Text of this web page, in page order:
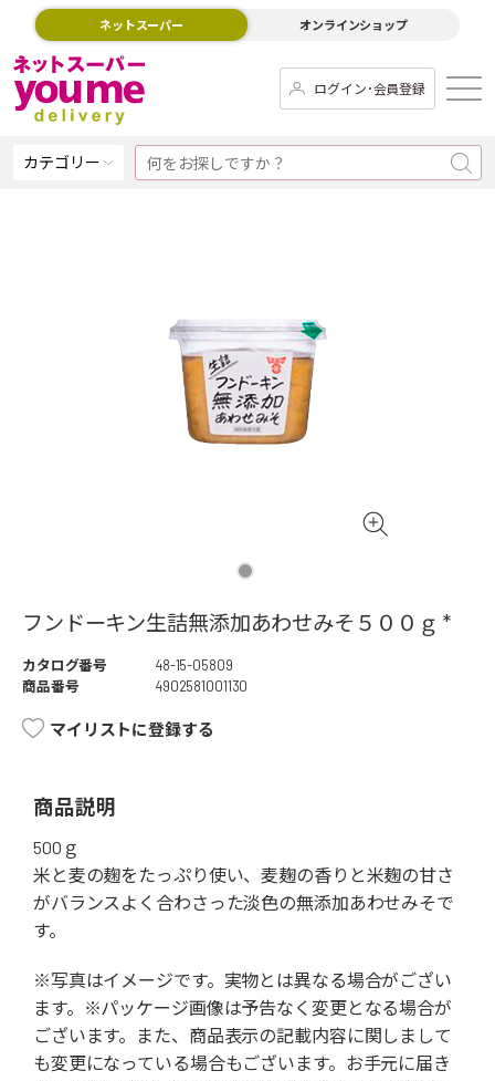
ネットスーパー オンラインショップ
ログイン･会員登録
カテゴリー
フンドーキン生詰無添加あわせみそ５００ｇ *
カタログ番号
48-15-05809
商品番号
4902581001130
マイリストに登録する
商品説明
500ｇ
米と麦の麹をたっぷり使い、麦麹の香りと米麹の甘さ
がバランスよく合わさった淡色の無添加あわせみそで
す。
※写真はイメージです。実物とは異なる場合がござい
ます。※パッケージ画像は予告なく変更となる場合が
ございます。また、商品表示の記載内容に関しまして
も変更になっている場合もございます。お手元に届き